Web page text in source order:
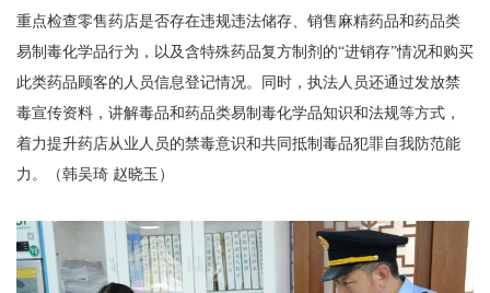
重点检查零售药店是否存在违规违法储存、销售麻精药品和药品类
易制毒化学品行为，以及含特殊药品复方制剂的“进销存”情况和购买
此类药品顾客的人员信息登记情况。同时，执法人员还通过发放禁
毒宣传资料，讲解毒品和药品类易制毒化学品知识和法规等方式，
着力提升药店从业人员的禁毒意识和共同抵制毒品犯罪自我防范能
力。（韩吴琦 赵晓玉）